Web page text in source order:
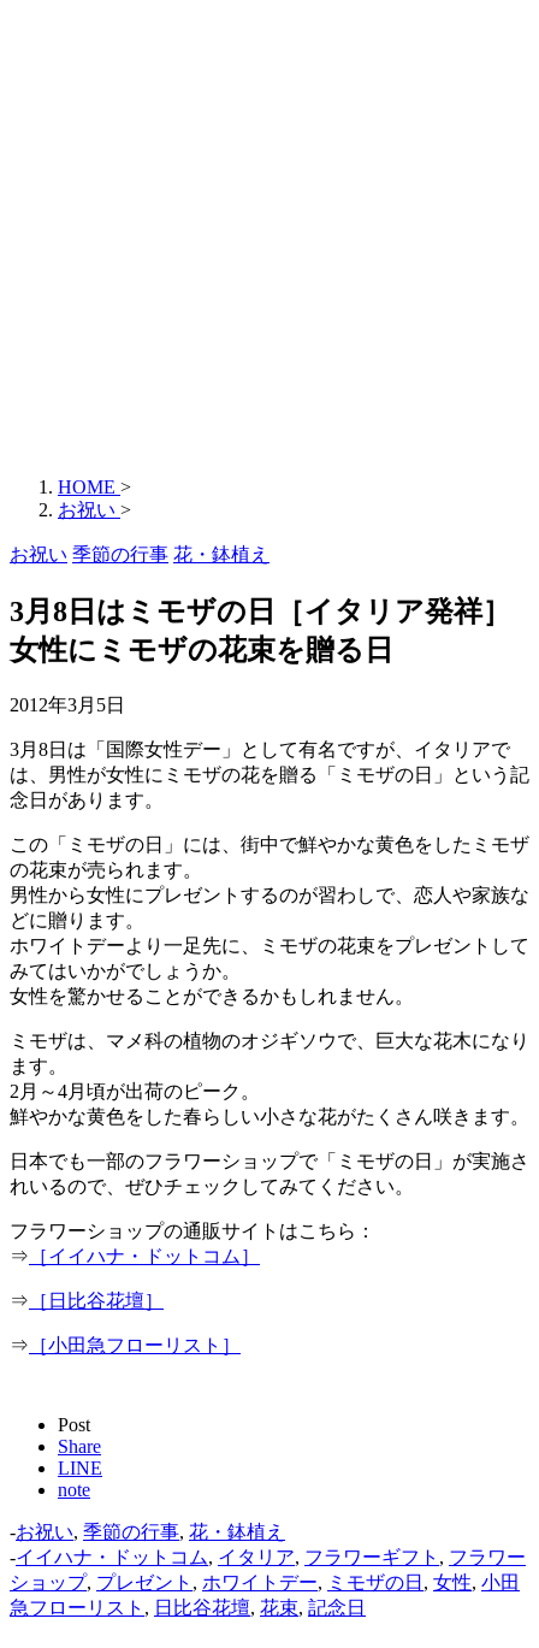
HOME >
お祝い >
お祝い 季節の行事 花・鉢植え
3月8日はミモザの日［イタリア発祥］
女性にミモザの花束を贈る日
2012年3月5日
3月8日は「国際女性デー」として有名ですが、イタリアで
は、男性が女性にミモザの花を贈る「ミモザの日」という記
念日があります。
この「ミモザの日」には、街中で鮮やかな黄色をしたミモザ
の花束が売られます。
男性から女性にプレゼントするのが習わしで、恋人や家族な
どに贈ります。
ホワイトデーより一足先に、ミモザの花束をプレゼントして
みてはいかがでしょうか。
女性を驚かせることができるかもしれません。
ミモザは、マメ科の植物のオジギソウで、巨大な花木になり
ます。
2月～4月頃が出荷のピーク。
鮮やかな黄色をした春らしい小さな花がたくさん咲きます。
日本でも一部のフラワーショップで「ミモザの日」が実施さ
れいるので、ぜひチェックしてみてください。
フラワーショップの通販サイトはこちら：
⇒ ［イイハナ・ドットコム］
⇒ ［日比谷花壇］
⇒ ［小田急フローリスト］
Post
Share
LINE
note
-お祝い, 季節の行事, 花・鉢植え
-イイハナ・ドットコム, イタリア, フラワーギフト , フラワー
ショップ, プレゼント , ホワイトデー, ミモザの日 , 女性, 小田
急フローリスト , 日比谷花壇, 花束, 記念日